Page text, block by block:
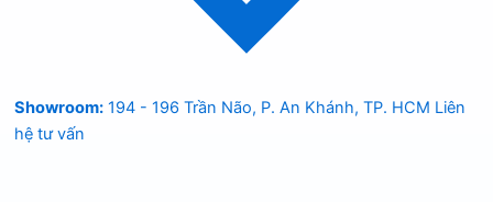
Showroom: 194 - 196 Trần Não, P. An Khánh, TP. HCM Liên
hệ tư vấn